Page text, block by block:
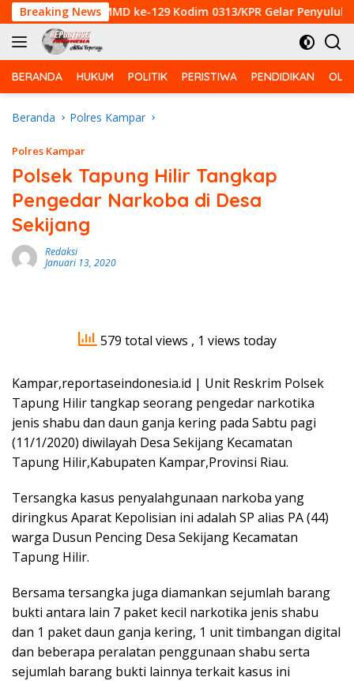
Langsung
ke
konten
Breaking News
TMMD ke-129 Kodim 0313/KPR Gelar Penyuluhan di
BERANDA HUKUM POLITIK PERISTIWA PENDIDIKAN
Beranda Polres Kampar
Polres Kampar
Polsek Tapung Hilir Tangkap
Pengedar Narkoba di Desa
Sekijang
Redaksi
Januari 13, 2020
579 total views , 1 views today
Kampar,reportaseindonesia.id | Unit Reskrim Polsek
Tapung Hilir tangkap seorang pengedar narkotika
jenis shabu dan daun ganja kering pada Sabtu pagi
(11/1/2020) diwilayah Desa Sekijang Kecamatan
Tapung Hilir,Kabupaten Kampar,Provinsi Riau.
Tersangka kasus penyalahgunaan narkoba yang
diringkus Aparat Kepolisian ini adalah SP alias PA (44)
warga Dusun Pencing Desa Sekijang Kecamatan
Tapung Hilir.
Bersama tersangka juga diamankan sejumlah barang
bukti antara lain 7 paket kecil narkotika jenis shabu
dan 1 paket daun ganja kering, 1 unit timbangan digital
dan beberapa peralatan penggunaan shabu serta
sejumlah barang bukti lainnya terkait kasus ini